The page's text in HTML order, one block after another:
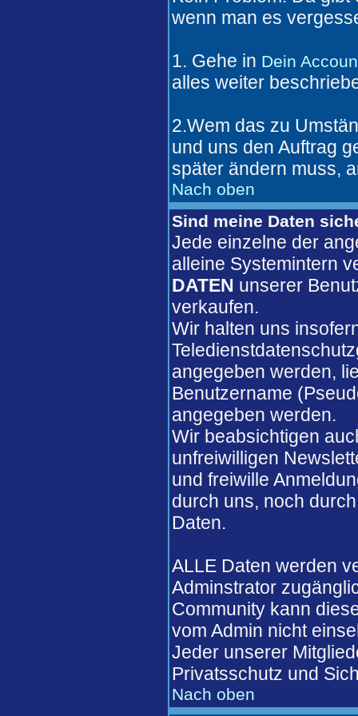
wenn man es
1. Gehe in Dein
alles weiter
2.Wem das zu
und uns den Auftrag
später ändern muss,
Nach oben
Sind meine Daten
Jede einzelne der
alleine Systemintern
DATEN unserer
verkaufen.
Wir halten uns
angegeben werden,
Benutzername
angegeben werden.
Wir beabsichtigen
unfreiwilligen
und freiwille
durch uns, noch
Daten.
ALLE Daten werden
Adminstrator
Community kann
vom Admin nicht
Jeder unserer
Privatsschutz und
Nach oben